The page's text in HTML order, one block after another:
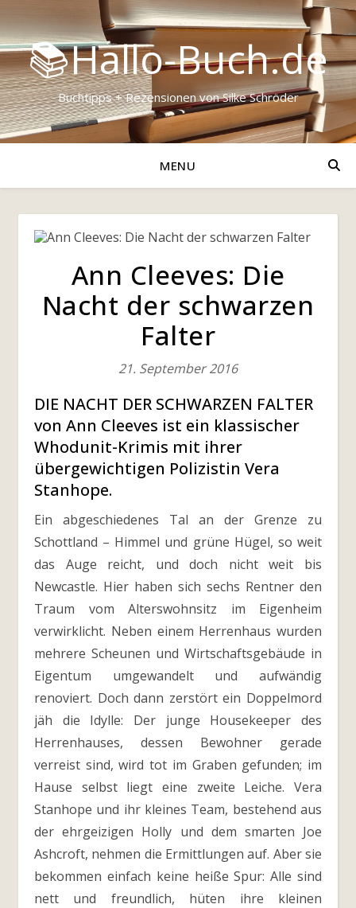
📚Hallo-Buch.de
Buchtipps + Rezensionen von Silke Schröder
MENU
Ann Cleeves: Die
Nacht der schwarzen
Falter
21. September 2016
DIE NACHT DER SCHWARZEN FALTER
von Ann Cleeves ist ein klassischer
Whodunit-Krimis mit ihrer
übergewichtigen Polizistin Vera
Stanhope.
Ein abgeschiedenes Tal an der Grenze zu
Schottland – Himmel und grüne Hügel, so weit
das Auge reicht, und doch nicht weit bis
Newcastle. Hier haben sich sechs Rentner den
Traum vom Alterswohnsitz im Eigenheim
verwirklicht. Neben einem Herrenhaus wurden
mehrere Scheunen und Wirtschaftsgebäude in
Eigentum umgewandelt und aufwändig
renoviert. Doch dann zerstört ein Doppelmord
jäh die Idylle: Der junge Housekeeper des
Herrenhauses, dessen Bewohner gerade
verreist sind, wird tot im Graben gefunden; im
Hause selbst liegt eine zweite Leiche. Vera
Stanhope und ihr kleines Team, bestehend aus
der ehrgeizigen Holly und dem smarten Joe
Ashcroft, nehmen die Ermittlungen auf. Aber sie
bekommen einfach keine heiße Spur: Alle sind
nett und freundlich, hüten ihre kleinen